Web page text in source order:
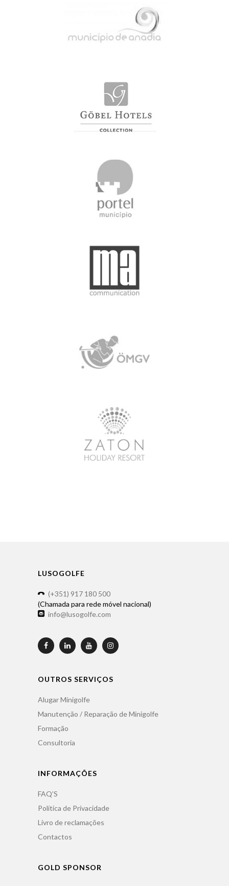
LUSOGOLFE
(+351) 917 180 500
(Chamada para rede móvel nacional)
info@lusogolfe.com
OUTROS SERVIÇOS
Alugar Minigolfe
Manutenção / Reparação de Minigolfe
Formação
Consultoria
INFORMAÇÕES
FAQ’S
Política de Privacidade
Livro de reclamações
Contactos
GOLD SPONSOR